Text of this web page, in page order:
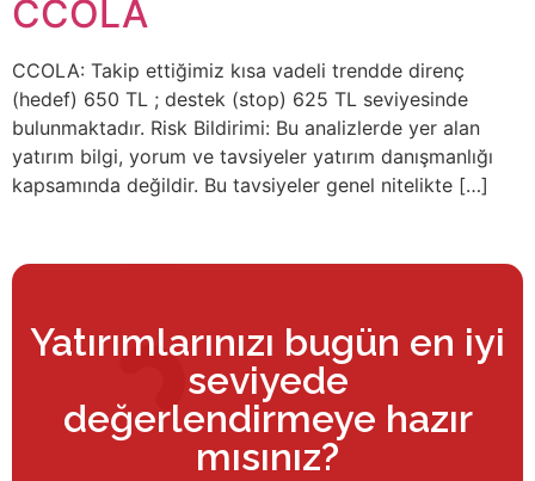
CCOLA
CCOLA: Takip ettiğimiz kısa vadeli trendde direnç
(hedef) 650 TL ; destek (stop) 625 TL seviyesinde
bulunmaktadır. Risk Bildirimi: Bu analizlerde yer alan
yatırım bilgi, yorum ve tavsiyeler yatırım danışmanlığı
kapsamında değildir. Bu tavsiyeler genel nitelikte […]
Yatırımlarınızı bugün en iyi
seviyede
değerlendirmeye hazır
mısınız?